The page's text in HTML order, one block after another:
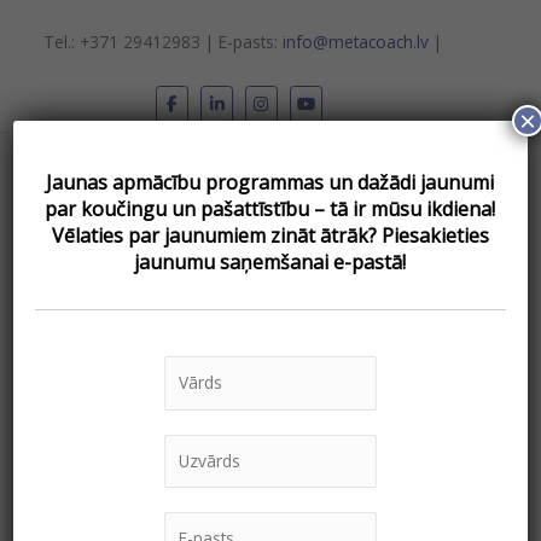
Tel.: +371 29412983 | E-pasts: info@metacoach.lv|
Main
Menu
Komandas vadība
Jaunas apmācību programmas un dažādi jaunumi
par koučingu un pašattīstību – tā ir mūsu ikdiena!
Vēlаties par jaunumiem zināt ātrāk? Piesakieties
jaunumu saņemšanai e-pastā!
×